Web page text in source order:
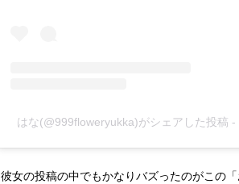
はな(@999floweryukka)がシェアした投稿 -
彼女の投稿の中でもかなりバズったのがこの